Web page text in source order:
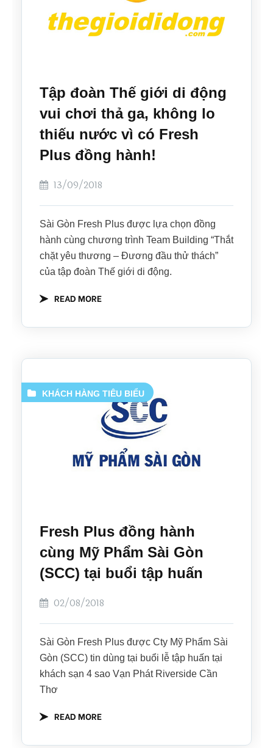
Tập đoàn Thế giới di động
vui chơi thả ga, không lo
thiếu nước vì có Fresh
Plus đồng hành!
13/09/2018
Sài Gòn Fresh Plus được lựa chọn đồng
hành cùng chương trình Team Building “Thắt
chặt yêu thương – Đương đầu thử thách”
của tập đoàn Thế giới di động.
READ MORE
KHÁCH HÀNG TIÊU BIỂU
Fresh Plus đồng hành
cùng Mỹ Phẩm Sài Gòn
(SCC) tại buổi tập huấn
02/08/2018
Sài Gòn Fresh Plus được Cty Mỹ Phẩm Sài
Gòn (SCC) tin dùng tại buổi lễ tập huấn tại
khách sạn 4 sao Vạn Phát Riverside Cần
Thơ
READ MORE